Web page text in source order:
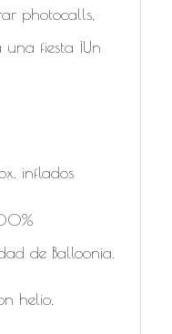
photocalls,
fiesta ¡Un
inflados
de Balloonia.
helio.